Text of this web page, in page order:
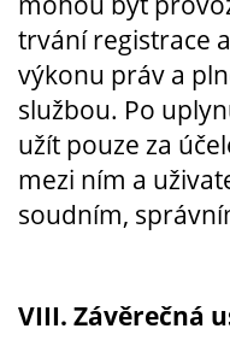
trvání registrace
výkonu práv a
službou. Po
užít pouze za
mezi ním a
soudním,
VIII. Závěrečná